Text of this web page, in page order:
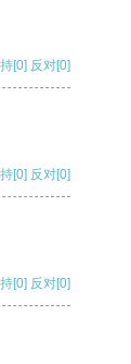
[0] 反对[0]
[0] 反对[0]
[0] 反对[0]